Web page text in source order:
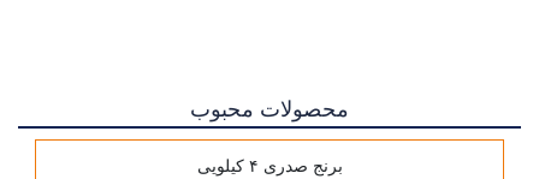
محصولات محبوب
برنج صدری ۴ کیلویی